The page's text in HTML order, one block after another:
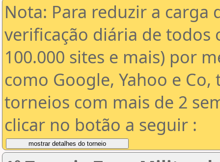
Nota: Para reduzir a carga
verificação diária de todos
100.000 sites e mais) por
como Google, Yahoo e
torneios com mais de 2
clicar no botão a seguir :